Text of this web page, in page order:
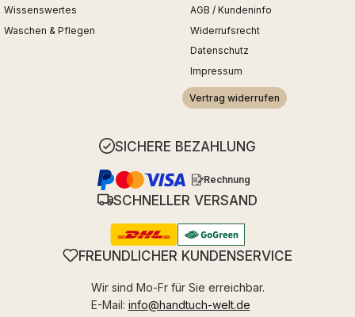
Wissenswertes
Waschen & Pflegen
AGB / Kundeninfo
Widerrufsrecht
Datenschutz
Impressum
Vertrag widerrufen
SICHERE BEZAHLUNG
Rechnung
SCHNELLER VERSAND
FREUNDLICHER KUNDENSERVICE
Wir sind Mo-Fr für Sie erreichbar.
E-Mail: info@handtuch-welt.de